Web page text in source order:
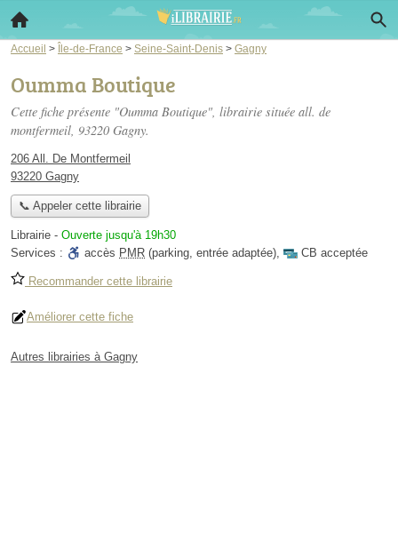
Accueil > Île-de-France > Seine-Saint-Denis > Gagny
Oumma Boutique
Cette fiche présente "Oumma Boutique", librairie située all. de
montfermeil, 93220 Gagny.
206 All. De Montfermeil
93220 Gagny
📞 Appeler cette librairie
Librairie - Ouverte jusqu'à 19h30
Services :
accès PMR (parking, entrée adaptée), CB acceptée
Recommander cette librairie
Améliorer cette fiche
Autres librairies à Gagny